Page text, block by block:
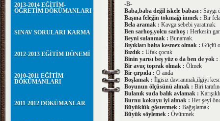
2013-2014 EĞİTİM-
ÖĞRETİM DÖKÜMANLARI
SINAV SORULARI KARMA
2012-2013 EĞİTİM DÖNEMİ
2010-2011 EĞİTİM
DÖKÜMANLARI
2011-2012 DÖKÜMANLAR
-B-
Baba,baba değil iskele babası : Saygı
Başına feleğin tokmağı inmek : Bir
Bela aramak : Kavga sebebi yaratmak.
Ben sarhoş,yolcu sarhoş : Herkesin
Beyni sulanmak : Bunamak.
Bıyıkları balta kesmez olmak : Güçlü
Bızdık : Ufak çocuk
Binin yarısı beş yüz o da ben de yok :
Bir avuç toprak olmak : Ölmek
Bir çırpıda : O anda
Boşlamak : İlgisiz davranmak,ilgiyi
Boyunun ölçüsünü almak : Biri
Bulanık suda balık avlamak :
Burnu kokuyu iyi almak : Her şeyi
Büyüklük göstermek : Bağışlamak
Büyük söylemek : Övünmek